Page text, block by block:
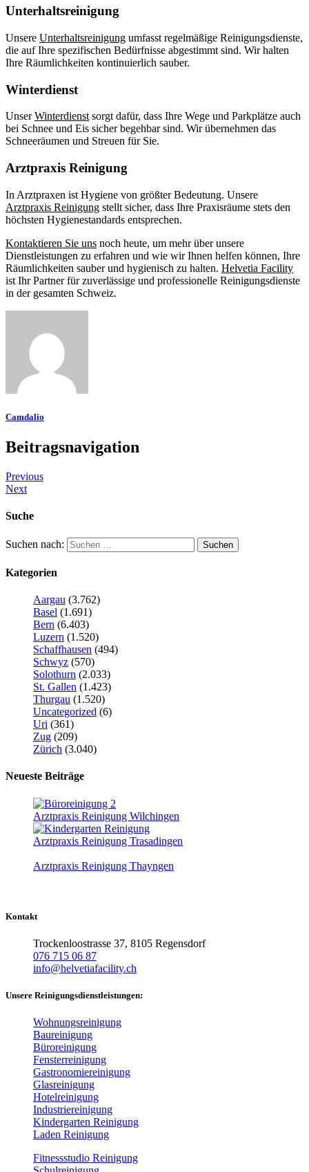
Unterhaltsreinigung
Unsere Unterhaltsreinigung umfasst regelmäßige Reinigungsdienste,
die auf Ihre spezifischen Bedürfnisse abgestimmt sind. Wir halten
Ihre Räumlichkeiten kontinuierlich sauber.
Winterdienst
UnserWinterdienst sorgt dafür, dass Ihre Wege und Parkplätze auch
bei Schnee und Eis sicher begehbar sind. Wir übernehmen das
Schneeräumen und Streuen für Sie.
Arztpraxis Reinigung
In Arztpraxen ist Hygiene von größter Bedeutung. Unsere
Arztpraxis Reinigung stellt sicher, dass Ihre Praxisräume stets den
höchsten Hygienestandards entsprechen.
Kontaktieren Sie uns noch heute, um mehr über unsere
Dienstleistungen zu erfahren und wie wir Ihnen helfen können, Ihre
Räumlichkeiten sauber und hygienisch zu halten. Helvetia Facility
ist Ihr Partner für zuverlässige und professionelle Reinigungsdienste
in der gesamten Schweiz.
Camdalio
Beitragsnavigation
Previous
Next
Suche
Suchen nach:
Kategorien
Aargau (3.762)
Basel (1.691)
Bern (6.403)
Luzern (1.520)
Schaffhausen (494)
Schwyz (570)
Solothurn (2.033)
St. Gallen (1.423)
Thurgau (1.520)
Uncategorized (6)
Uri (361)
Zug (209)
Zürich (3.040)
Neueste Beiträge
Arztpraxis Reinigung Wilchingen
Arztpraxis Reinigung Trasadingen
Arztpraxis Reinigung Thayngen
Kontakt
Trockenloostrasse 37, 8105 Regensdorf
076 715 06 87
info@helvetiafacility.ch
Unsere Reinigungsdienstleistungen:
Wohnungsreinigung
Baureinigung
Büroreinigung
Fensterreinigung
Gastronomiereinigung
Glasreinigung
Hotelreinigung
Industriereinigung
Kindergarten Reinigung
Laden Reinigung
Fitnessstudio Reinigung